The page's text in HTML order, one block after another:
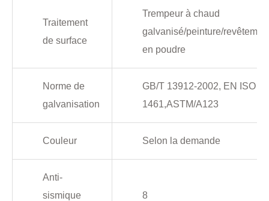
Traitement
de surface
Trempeur à chaud
galvanisé/peinture/
en poudre
Norme de
galvanisation
GB/T 13912-2002, EN ISO
1461,ASTM/A123
Couleur Selon la demande
Anti-
sismique
8